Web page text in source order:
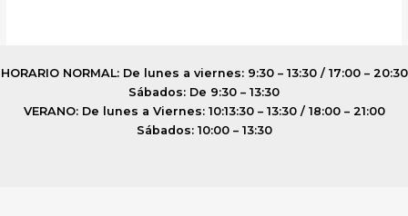
HORARIO NORMAL: De lunes a viernes: 9:30 – 13:30 / 17:00 – 20:30
Sábados: De 9:30 – 13:30
VERANO: De lunes a Viernes: 10:13:30 – 13:30 / 18:00 – 21:00
Sábados: 10:00 – 13:30